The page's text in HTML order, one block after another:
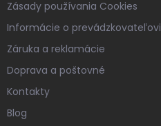
Zásady používania Cookies
Informácie o prevádzkovateľovi
Záruka a reklamácie
Doprava a poštovné
Kontakty
Blog